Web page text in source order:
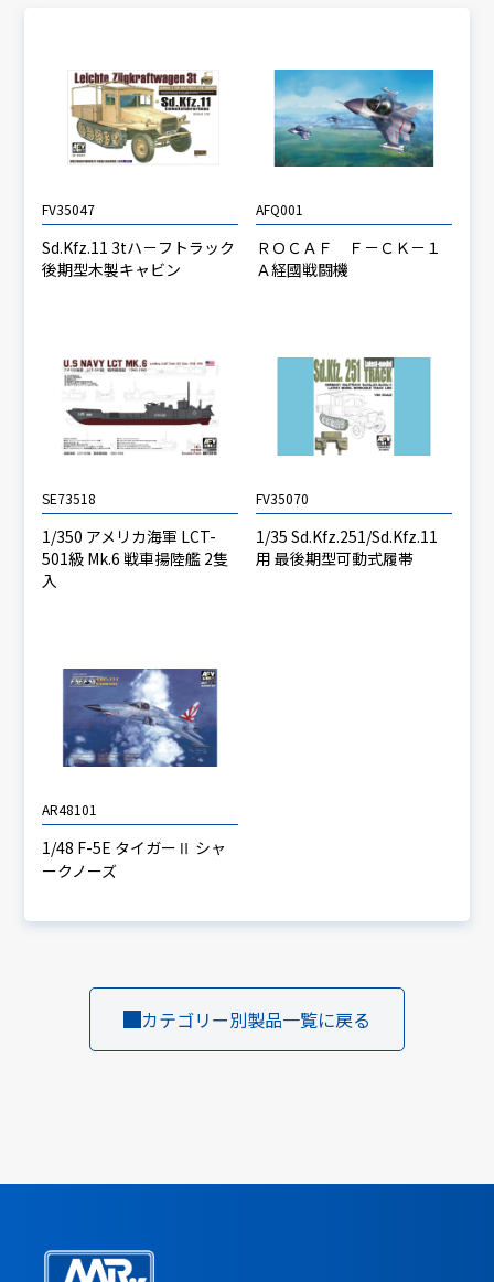
FV35047
Sd.Kfz.11 3tハ－フトラック
後期型木製キャビン
AFQ001
ＲＯＣＡＦ Ｆ－ＣＫ－１
Ａ経國戦闘機
SE73518
1/350 アメリカ海軍 LCT-
501級 Mk.6 戦車揚陸艦 2隻
入
FV35070
1/35 Sd.Kfz.251/Sd.Kfz.11
用 最後期型可動式履帯
AR48101
1/48 F-5E タイガーⅡ シャ
ークノーズ
カテゴリー別製品一覧に戻る